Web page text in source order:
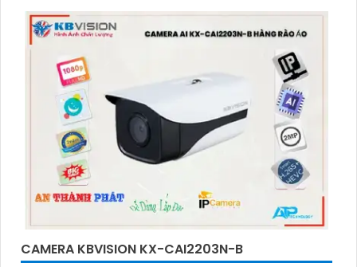
CAMERA KBVISION KX-CAI2203N-B